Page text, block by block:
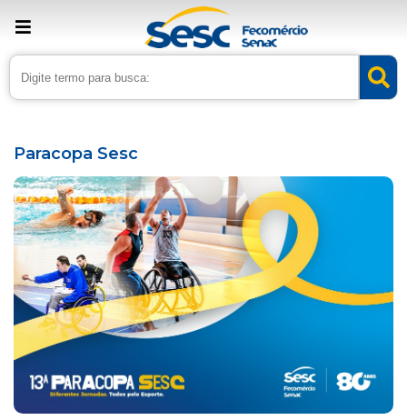
› Home › Agenda
Paracopa Sesc